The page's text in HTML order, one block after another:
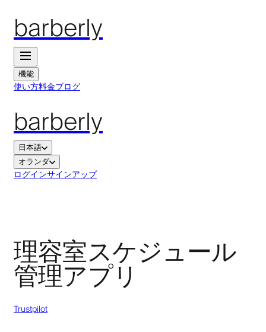
barberly
機能
使い方料金ブログ
barberly
日本語
オランダ
ログインサインアップ
理容室スケジュール
管理アプリ
Trustpilot